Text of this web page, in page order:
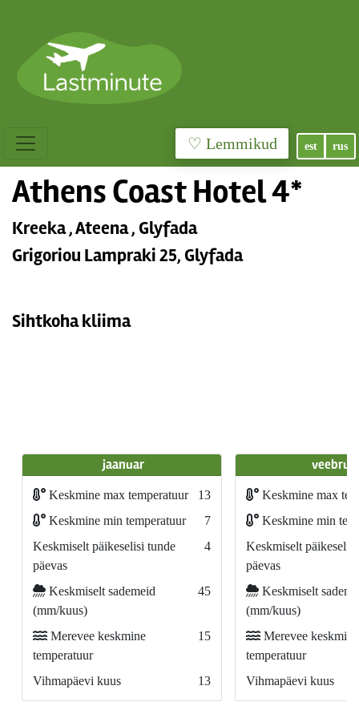
♡ Lemmikud est rus
Athens Coast Hotel 4*
Kreeka , Ateena , Glyfada
Grigoriou Lampraki 25, Glyfada
Sihtkoha kliima
jaanuar
Keskmine max temperatuur
13
Keskmine min temperatuur
7
Keskmiselt päikeselisi tunde
päevas
4
Keskmiselt sademeid
(mm/kuus)
45
Merevee keskmine
temperatuur
15
Vihmapäevi kuus 13
Keskmine max
Keskmine min
Keskmiselt
päevas
Keskmiselt
(mm/kuus)
Merevee keskmine
temperatuur
Vihmapäevi kuus